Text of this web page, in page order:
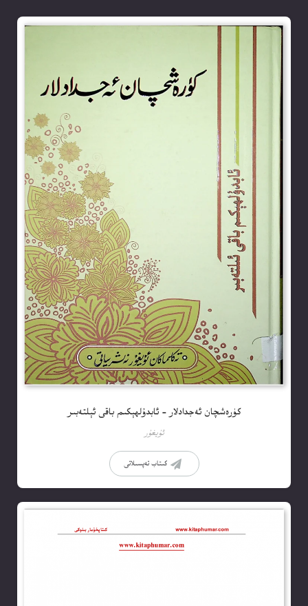
كۈرەشچان ئەجدادلار – ئابدۇلھېكىم باقى ئېلتەبىر
ئۇيغۇر
كىتاب تەپسىلاتى